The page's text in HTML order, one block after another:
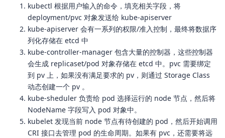
kubectl 根据用户输入的命令，填充相关字段，将
deployment/pvc 对象发送给 kube-apiserver
kube-apiserver 会有一系列的权限/准入控制，最终将数据序
列化存储在 etcd 中
kube-controller-manager 包含大量的控制器，这些控制器
会生成 replicaset/pod 对象存储在 etcd 中。pvc 需要绑定
到 pv 上，如果没有满足要求的 pv，则通过 Storage Class
动态创建一个 pv 。
kube-sheduler 负责给 pod 选择运行的 node 节点，然后将
NodeName 字段写入 pod 对象中。
kubelet 发现当前 node 节点有待创建的 pod，然后开始调用
CRI 接口去管理 pod 的生命周期。如果有 pvc，还需要将远